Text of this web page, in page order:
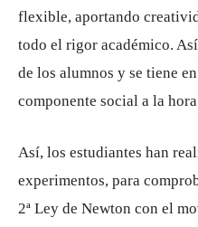
flexible, aportando
todo el rigor académico.
de los alumnos y se tiene
componente social a la
Así, los estudiantes han
experimentos, para
2ª Ley de Newton con el